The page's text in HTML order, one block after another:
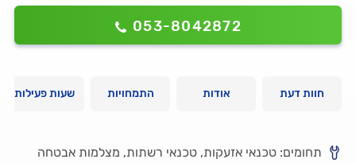
053-8042872
חוות דעת אודות התמחויות שעות פעילות
תחומים: טכנאי אזעקות, טכנאי רשתות, מצלמות אבטחה